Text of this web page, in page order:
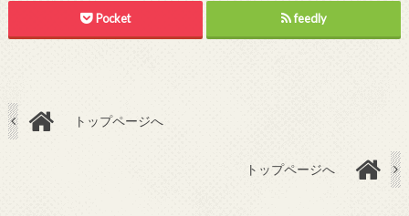
Pocket feedly
トップページへ
トップページへ